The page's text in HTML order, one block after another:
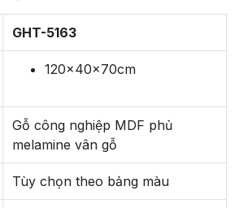
GHT-5163
120x40x70cm
Gỗ công nghiệp MDF phủ
melamine vân gỗ
Tùy chọn theo bảng màu